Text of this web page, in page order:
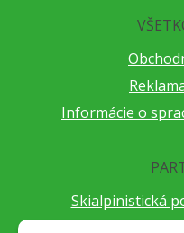
Informácie o
Skialpinistická